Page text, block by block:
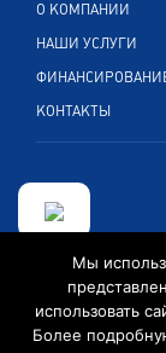
О КОМПАНИИ
НАШИ УСЛУГИ
КОНТАКТЫ
+49
Мы
использовать
Более